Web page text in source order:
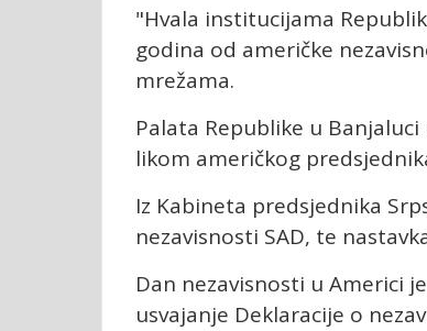
"Hvala institucijama
godina od američke
mrežama.
Palata Republike u
likom američkog
Iz Kabineta predsjednika
nezavisnosti SAD, te
Dan nezavisnosti u Americi
usvajanje Deklaracije o